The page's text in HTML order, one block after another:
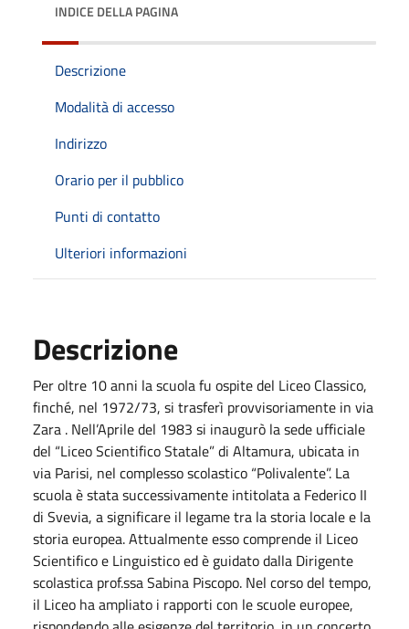
INDICE DELLA PAGINA
Descrizione
Modalità di accesso
Indirizzo
Orario per il pubblico
Punti di contatto
Ulteriori informazioni
Descrizione
Per oltre 10 anni la scuola fu ospite del Liceo Classico,
finché, nel 1972/73, si trasferì provvisoriamente in via
Zara . Nell’Aprile del 1983 si inaugurò la sede ufficiale
del “Liceo Scientifico Statale” di Altamura, ubicata in
via Parisi, nel complesso scolastico “Polivalente”. La
scuola è stata successivamente intitolata a Federico II
di Svevia, a significare il legame tra la storia locale e la
storia europea. Attualmente esso comprende il Liceo
Scientifico e Linguistico ed è guidato dalla Dirigente
scolastica prof.ssa Sabina Piscopo. Nel corso del tempo,
il Liceo ha ampliato i rapporti con le scuole europee,